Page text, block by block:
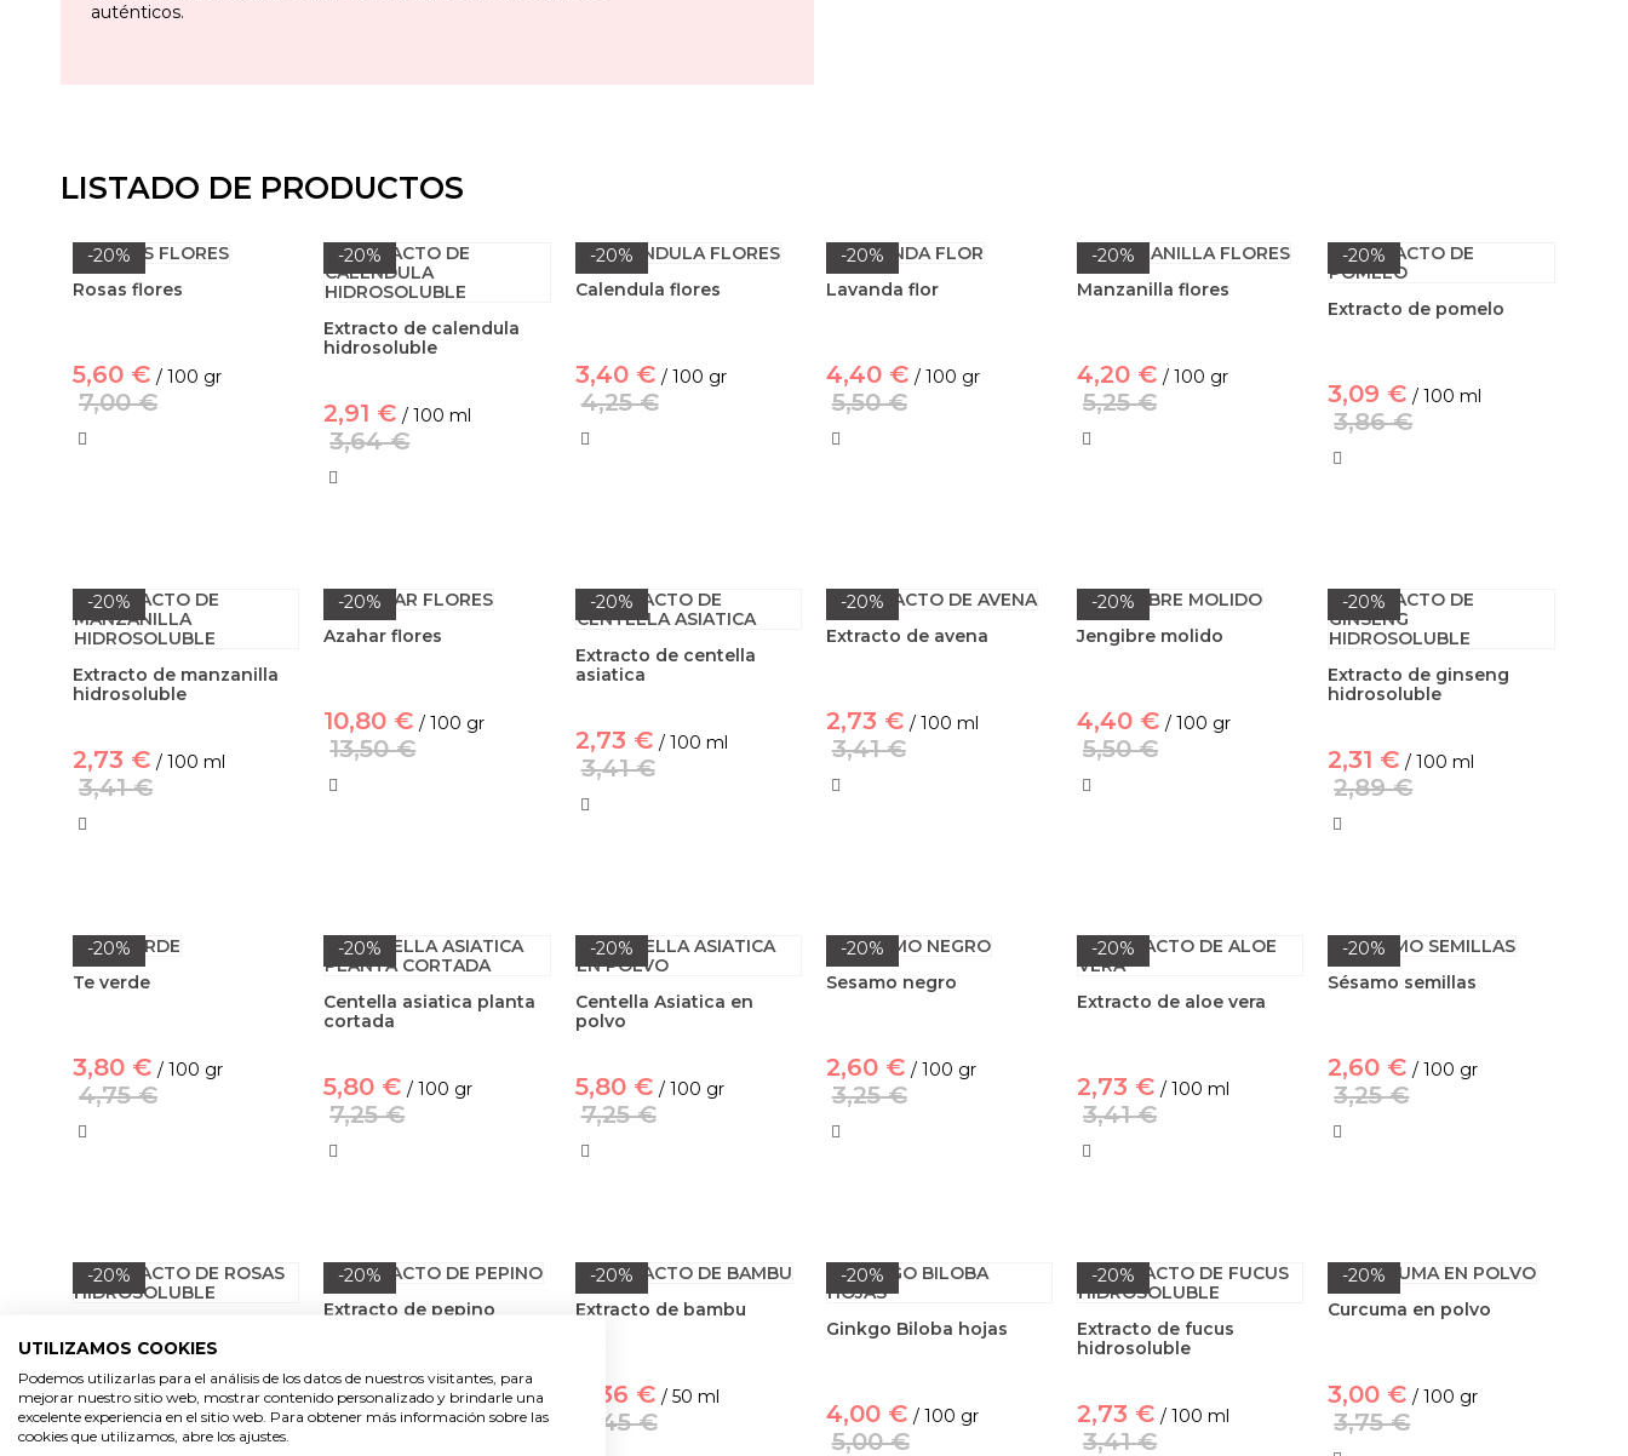
auténticos.
LISTADO DE PRODUCTOS
-20%
Rosas flores
5,60 € / 100 gr
7,00 €
-20%
Extracto de calendula
hidrosoluble
2,91 € / 100 ml
3,64 €
-20%
Calendula flores
3,40 € / 100 gr
4,25 €
-20%
Lavanda flor
4,40 € / 100 gr
5,50 €
-20%
Manzanilla flores
4,20 € / 100 gr
5,25 €
-20%
Extracto de pomelo
3,09 € / 100 ml
3,86 €
-20%
Extracto de manzanilla
hidrosoluble
2,73 € / 100 ml
3,41 €
-20%
Azahar flores
10,80 € / 100 gr
13,50 €
-20%
Extracto de centella
asiatica
2,73 € / 100 ml
3,41 €
-20%
Extracto de avena
2,73 € / 100 ml
3,41 €
-20%
Jengibre molido
4,40 € / 100 gr
5,50 €
-20%
Extracto de ginseng
hidrosoluble
2,31 € / 100 ml
2,89 €
-20%
Te verde
3,80 € / 100 gr
4,75 €
-20%
Centella asiatica planta
cortada
5,80 € / 100 gr
7,25 €
-20%
Centella Asiatica en
polvo
5,80 € / 100 gr
7,25 €
-20%
Sesamo negro
2,60 € / 100 gr
3,25 €
-20%
Extracto de aloe vera
2,73 € / 100 ml
3,41 €
-20%
Sésamo semillas
2,60 € / 100 gr
3,25 €
-20%
hidrosoluble
3,09 € / 100 ml
3,86 €
-20%
Extracto de pepino
2,73 € / 100 ml
3,41 €
-20%
Extracto de bambu
4,36 € / 50 ml
5,45 €
-20%
Ginkgo Biloba hojas
4,00 € / 100 gr
5,00 €
-20%
Extracto de fucus
hidrosoluble
2,73 € / 100 ml
3,41 €
-20%
Curcuma en polvo
3,00 € / 100 gr
3,75 €
UTILIZAMOS COOKIES
Podemos utilizarlas para el análisis de los datos de nuestros visitantes, para
mejorar nuestro sitio web, mostrar contenido personalizado y brindarle una
excelente experiencia en el sitio web. Para obtener más información sobre las
cookies que utilizamos, abre los ajustes.